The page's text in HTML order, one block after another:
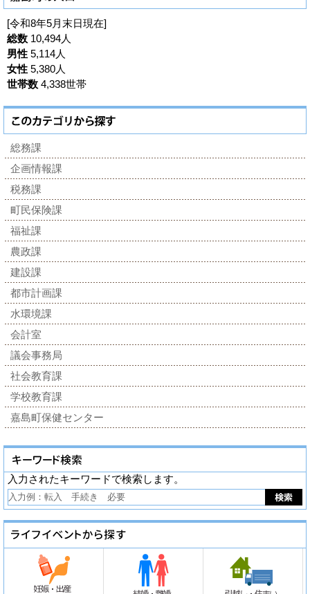
[令和8年5月末日現在]
総数 10,494人
男性 5,114人
女性 5,380人
世帯数 4,338世帯
総務課
企画情報課
税務課
町民保険課
福祉課
農政課
建設課
都市計画課
水環境課
会計室
議会事務局
社会教育課
学校教育課
嘉島町保健センター
入力されたキーワードで検索します。